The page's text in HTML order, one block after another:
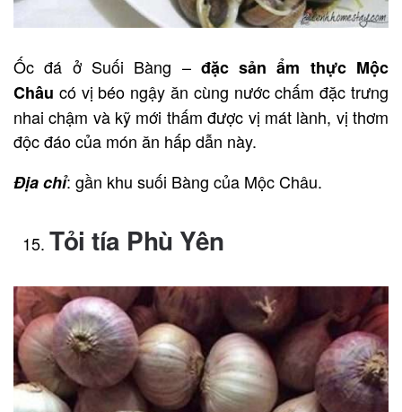
Ốc đá ở Suối Bàng – đặc sản ẩm thực Mộc
Châu có vị béo ngậy ăn cùng nước chấm đặc trưng
nhai chậm và kỹ mới thấm được vị mát lành, vị thơm
độc đáo của món ăn hấp dẫn này.
Địa chỉ: gần khu suối Bàng của Mộc Châu.
Tỏi tía Phù Yên